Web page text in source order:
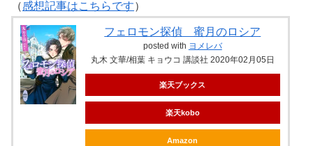
（感想記事はこちらです）
フェロモン探偵 蜜月のロシア
posted with ヨメレバ
丸木 文華/相葉 キョウコ 講談社 2020年02月05日
楽天ブックス
楽天kobo
Amazon